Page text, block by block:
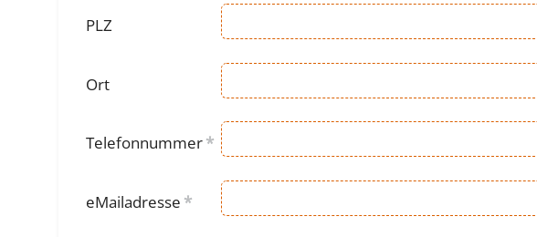
PLZ
Ort
Telefonnummer*
eMailadresse *